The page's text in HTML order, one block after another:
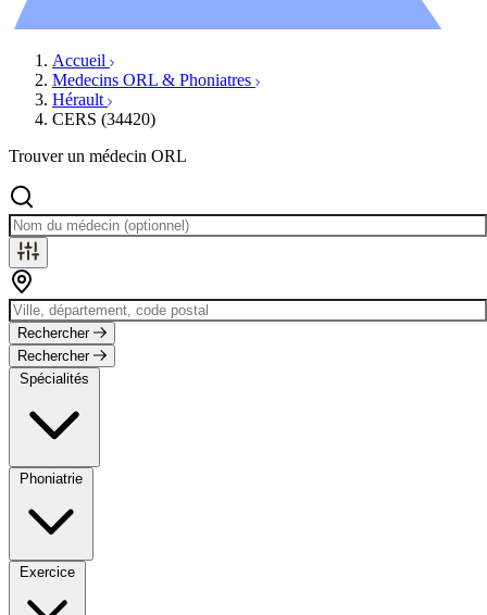
Accueil
Medecins ORL & Phoniatres
Hérault
CERS (34420)
Trouver un médecin ORL
Rechercher
Rechercher
Spécialités
Phoniatrie
Exercice